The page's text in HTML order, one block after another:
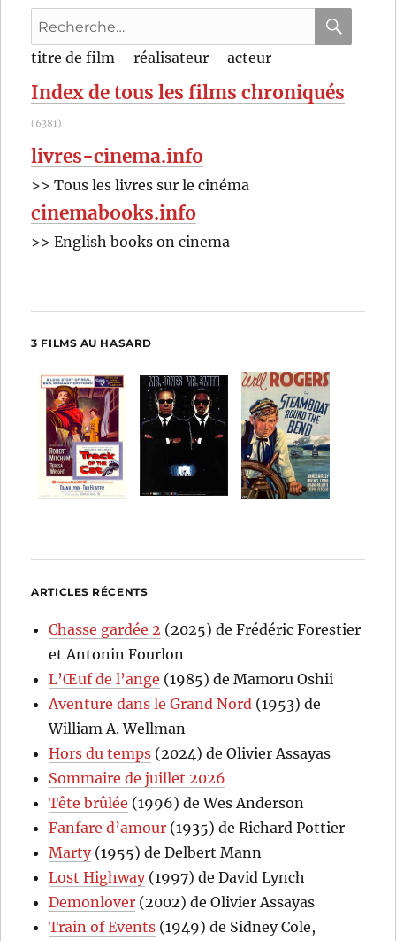
Recherche
pour
titre de film – réalisateur – acteur
Index de tous les films chroniqués
(6381)
livres-cinema.info
>> Tous les livres sur le cinéma
cinemabooks.info
>> English books on cinema
3 FILMS AU HASARD
ARTICLES RÉCENTS
Chasse gardée 2 (2025) de Frédéric Forestier
et Antonin Fourlon
L’Œuf de l’ange (1985) de Mamoru Oshii
Aventure dans le Grand Nord (1953) de
William A. Wellman
Hors du temps (2024) de Olivier Assayas
Sommaire de juillet 2026
Tête brûlée (1996) de Wes Anderson
Fanfare d’amour (1935) de Richard Pottier
Marty(1955) de Delbert Mann
Lost Highway(1997) de David Lynch
Demonlover (2002) de Olivier Assayas
Train of Events (1949) de Sidney Cole,